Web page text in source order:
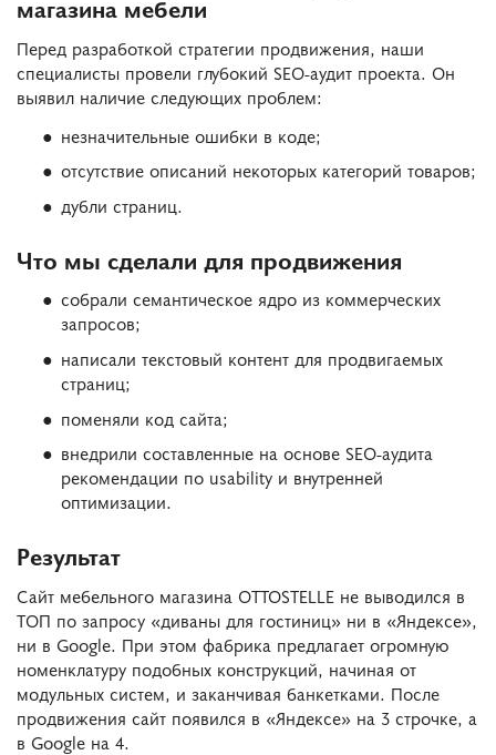
магазина мебели
Перед разработкой стратегии продвижения, наши
специалисты провели глубокий SEO-аудит проекта. Он
выявил наличие следующих проблем:
незначительные ошибки в коде;
отсутствие описаний некоторых категорий товаров;
дубли страниц.
Что мы сделали для продвижения
собрали семантическое ядро из коммерческих
запросов;
написали текстовый контент для продвигаемых
страниц;
поменяли код сайта;
внедрили составленные на основе SEO-аудита
рекомендации по usability и внутренней
оптимизации.
Результат
Сайт мебельного магазина OTTOSTELLE не выводился в
ТОП по запросу «диваны для гостиниц» ни в «Яндексе»,
ни в Google. При этом фабрика предлагает огромную
номенклатуру подобных конструкций, начиная от
модульных систем, и заканчивая банкетками. После
продвижения сайт появился в «Яндексе» на 3 строчке, а
в Google на 4.